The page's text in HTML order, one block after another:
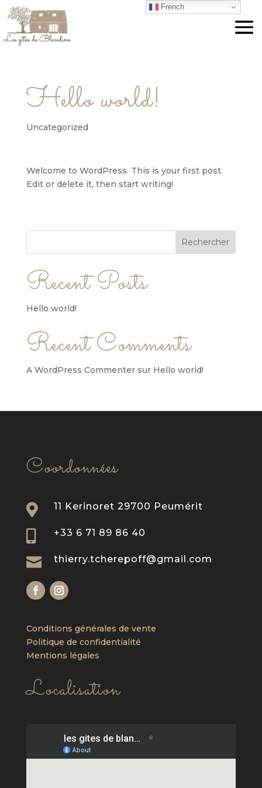
Hello world!
Uncategorized
Welcome to WordPress. This is your first post.
Edit or delete it, then start writing!
Rechercher
Recent Posts
Hello world!
Recent Comments
A WordPress Commentersur Hello world!
Coordonnées
 11 Kerinoret 29700 Peumérit
+33 6 71 89 86 40
 thierry.tcherepoff@gmail.com
Conditions générales de vente
Politique de confidentialité
Mentions légales
Localisation
French